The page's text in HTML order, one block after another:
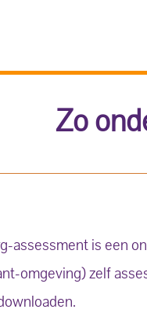
Zo
assessment is een
omgeving)zelf